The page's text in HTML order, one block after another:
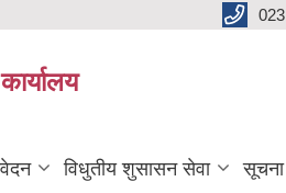
विधुतीय शुसासन सेवा सूचना